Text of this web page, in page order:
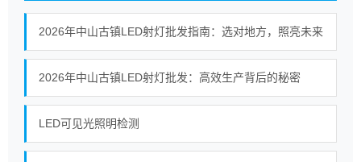
2026年中山古镇LED射灯批发指南：选对地方，照亮未来
2026年中山古镇LED射灯批发：高效生产背后的秘密
LED可见光照明检测